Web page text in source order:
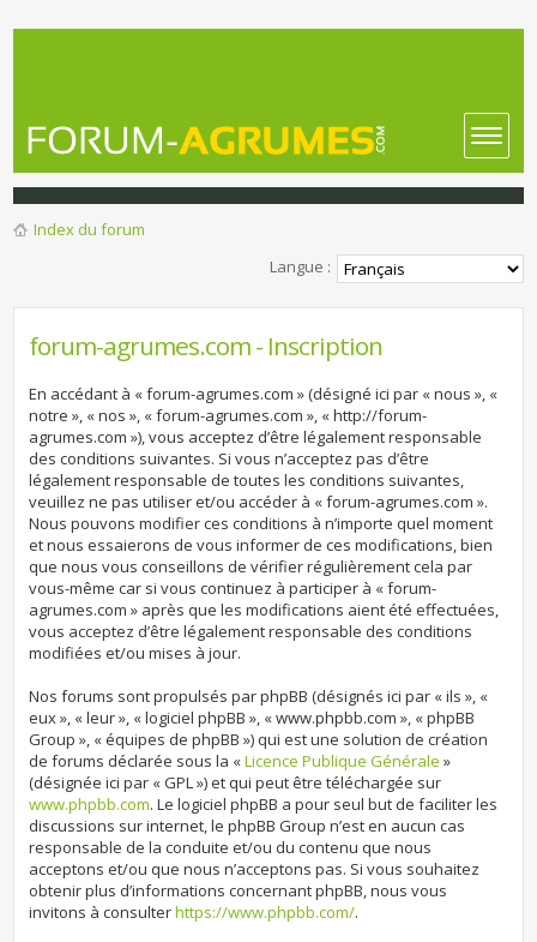
Index du forum
Langue :
forum-agrumes.com - Inscription
En accédant à « forum-agrumes.com » (désigné ici par « nous », «
notre », « nos », « forum-agrumes.com », « http://forum-
agrumes.com »), vous acceptez d’être légalement responsable
des conditions suivantes. Si vous n’acceptez pas d’être
légalement responsable de toutes les conditions suivantes,
veuillez ne pas utiliser et/ou accéder à « forum-agrumes.com ».
Nous pouvons modifier ces conditions à n’importe quel moment
et nous essaierons de vous informer de ces modifications, bien
que nous vous conseillons de vérifier régulièrement cela par
vous-même car si vous continuez à participer à « forum-
agrumes.com » après que les modifications aient été effectuées,
vous acceptez d’être légalement responsable des conditions
modifiées et/ou mises à jour.
Nos forums sont propulsés par phpBB (désignés ici par « ils », «
eux », « leur », « logiciel phpBB », « www.phpbb.com », « phpBB
Group », « équipes de phpBB ») qui est une solution de création
de forums déclarée sous la «Licence Publique Générale »
(désignée ici par « GPL ») et qui peut être téléchargée sur
www.phpbb.com. Le logiciel phpBB a pour seul but de faciliter les
discussions sur internet, le phpBB Group n’est en aucun cas
responsable de la conduite et/ou du contenu que nous
acceptons et/ou que nous n’acceptons pas. Si vous souhaitez
obtenir plus d’informations concernant phpBB, nous vous
invitons à consulterhttps://www.phpbb.com/.